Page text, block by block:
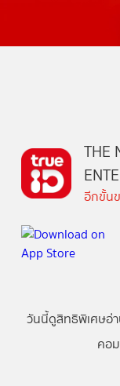
THE
อีกขั้น
วันนี้ดูสิทธิพิเศษอ่
คอ